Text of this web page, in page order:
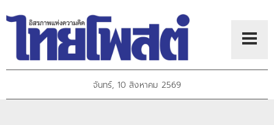
จันทร์, 10 สิงหาคม 2569